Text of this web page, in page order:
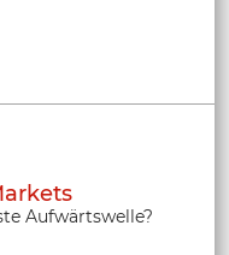
Aufwärtswelle?